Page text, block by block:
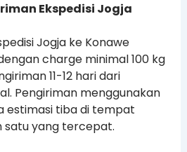
Ekspedisi Jogja
Jogja ke Konawe
charge minimal 100 kg
11-12 hari dari
Pengiriman menggunakan
estimasi tiba di tempat
satu yang tercepat.